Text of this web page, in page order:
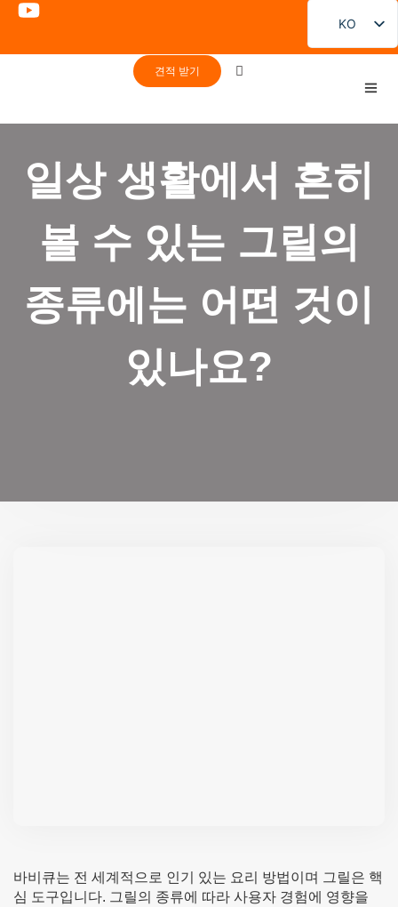
KO
EN
ES
JA
견적 받기
일상 생활에서 흔히
볼 수 있는 그릴의
종류에는 어떤 것이
있나요?
바비큐는 전 세계적으로 인기 있는 요리 방법이며 그릴은 핵
심 도구입니다. 그릴의 종류에 따라 사용자 경험에 영향을